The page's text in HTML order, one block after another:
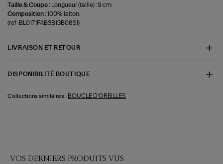
Taille & Coupe :
Longueur (taille) : 9 cm.
Composition :100% laiton.
(ref-BL0171FAB3B13B08SI)
LIVRAISON ET RETOUR
DISPONIBILITÉ BOUTIQUE
Collections similaires : BOUCLE D'OREILLES
VOS DERNIERS PRODUITS VUS